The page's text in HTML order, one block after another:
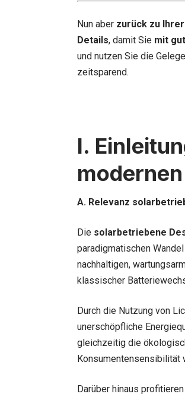
Nun aber zurück zu
Details, damit Sie mit
und nutzen Sie die
zeitsparend.
I.
A. Relevanz
Die solarbetriebene
paradigmatischen
nachhaltigen,
klassischer
Durch die Nutzung von
unerschöpfliche
gleichzeitig die
Konsumentensensibilität
Darüber hinaus